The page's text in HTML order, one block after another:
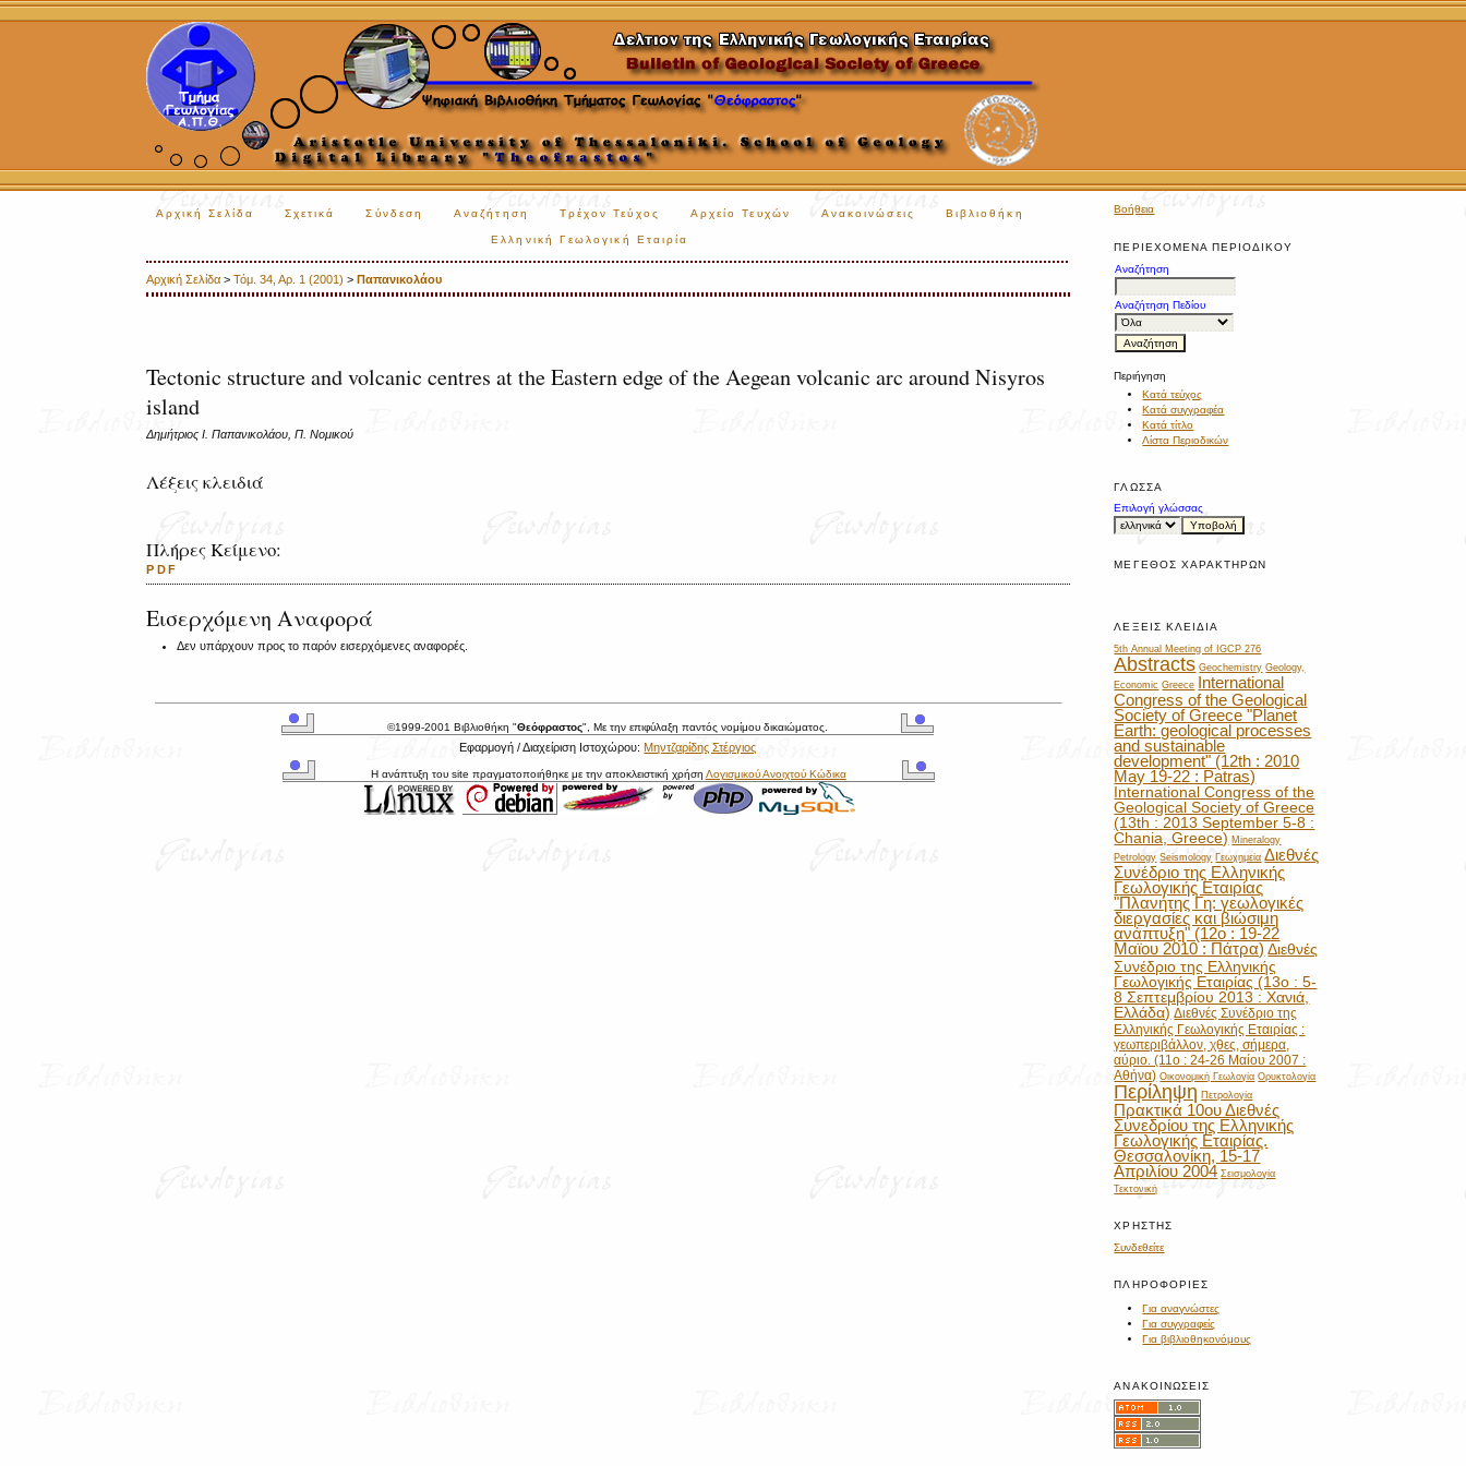
Βοήθεια
ΠΕΡΙΕΧΌΜΕΝΑ ΠΕΡΙΟΔΙΚΟΎ
Αναζήτηση
Αναζήτηση Πεδίου
Περιήγηση
Κατά τεύχος
Κατά συγγραφέα
Κατά τίτλο
Λίστα Περιοδικών
ΓΛΏΣΣΑ
Επιλογή γλώσσας
ΜΈΓΕΘΟΣ ΧΑΡΑΚΤΉΡΩΝ
ΛΈΞΕΙΣ ΚΛΕΙΔΙΆ
5th Annual Meeting of IGCP 276
Abstracts Geochemistry Geology,
Economic Greece
International
Congress of the Geological
Society of Greece "Planet
Earth: geological processes
and sustainable
development" (12th : 2010
May 19-22 : Patras)
International Congress of the
Geological Society of Greece
(13th : 2013 September 5-8 :
Chania, Greece) Mineralogy
Petrology Seismology Γεωχημεία Διεθνές
Συνέδριο της Ελληνικής
Γεωλογικής Εταιρίας
"Πλανήτης Γη: γεωλογικές
διεργασίες και βιώσιμη
ανάπτυξη" (12ο : 19-22
Μαϊου 2010 : Πάτρα) Διεθνές
Συνέδριο της Ελληνικής
Γεωλογικής Εταιρίας (13ο : 5-
8 Σεπτεμβρίου 2013 : Χανιά,
Ελλάδα) Διεθνές Συνέδριο της
Ελληνικής Γεωλογικής Εταιρίας :
γεωπεριβάλλον, χθες, σήμερα,
αύριο. (11ο : 24-26 Μαίου 2007 :
Αθήνα) Οικονομική Γεωλογία Ορυκτολογία
Περίληψη Πετρολογία
Πρακτικά 10ου Διεθνές
Συνεδρίου της Ελληνικής
Γεωλογικής Εταιρίας.
Θεσσαλονίκη, 15-17
Απριλίου 2004 Σεισμολογία
Τεκτονική
ΧΡΉΣΤΗΣ
Συνδεθείτε
ΠΛΗΡΟΦΟΡΊΕΣ
Για αναγνώστες
Για συγγραφείς
Για βιβλιοθηκονόμους
ΑΝΑΚΟΙΝΏΣΕΙΣ
Αρχική Σελίδα Σχετικά Σύνδεση Αναζήτηση Τρέχον Τεύχος Αρχείο Τευχών Ανακοινώσεις Βιβλιοθήκη
Ελληνική Γεωλογική Εταιρία
Αρχική Σελίδα >Τόμ. 34, Αρ. 1 (2001) >Παπανικολάου
Tectonic structure and volcanic centres at the Eastern edge of the Aegean volcanic arc around Nisyros
island
Δημήτριος Ι. Παπανικολάου, Π. Νομικού
Λέξεις κλειδιά
Πλήρες Κείμενο:
PDF
Εισερχόμενη Αναφορά
Δεν υπάρχουν προς το παρόν εισερχόμενες αναφορές.
©1999-2001 Βιβλιοθήκη "Θεόφραστος", Με την επιφύλαξη παντός νομίμου δικαιώματος.
Εφαρμογή / Διαχείριση Ιστοχώρου: Μηντζαρίδης Στέργιος
Η ανάπτυξη του site πραγματοποιήθηκε με την αποκλειστική χρήση Λογισμικού Ανοιχτού Κώδικα